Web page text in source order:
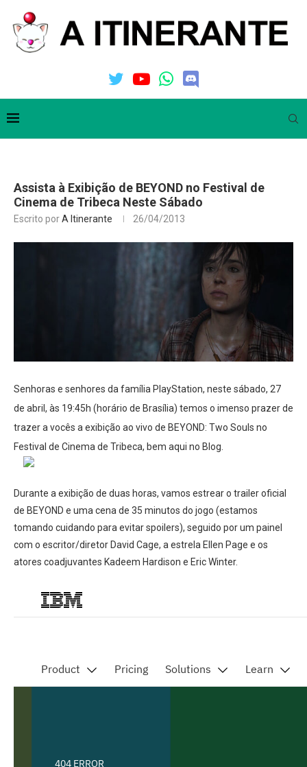
Assista à Exibição de BEYOND no Festival de
Cinema de Tribeca Neste Sábado
Escrito porA Itinerante 26/04/2013
Senhoras e senhores da família PlayStation, neste sábado, 27
de abril, às 19:45h (horário de Brasília) temos o imenso prazer de
trazer a vocês a exibição ao vivo de BEYOND: Two Souls no
Festival de Cinema de Tribeca, bem aqui no Blog.
Durante a exibição de duas horas, vamos estrear o trailer oficial
de BEYOND e uma cena de 35 minutos do jogo (estamos
tomando cuidando para evitar spoilers), seguido por um painel
com o escritor/diretor David Cage, a estrela Ellen Page e os
atores coadjuvantes Kadeem Hardison e Eric Winter.